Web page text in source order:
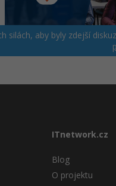
silách, aby byly zdejší
ITnetwork.cz
Blog
O projektu